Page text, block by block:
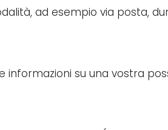
ad esempio via posta,
su una vostra